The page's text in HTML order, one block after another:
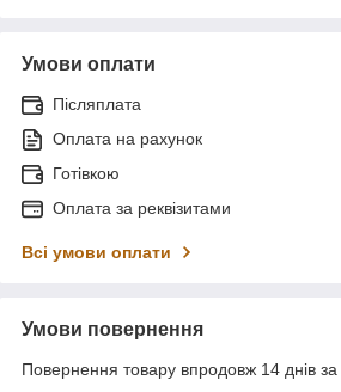
Умови оплати
Післяплата
Оплата на рахунок
Готівкою
Оплата за реквізитами
Всі умови оплати
Умови повернення
Повернення товару впродовж 14 днів